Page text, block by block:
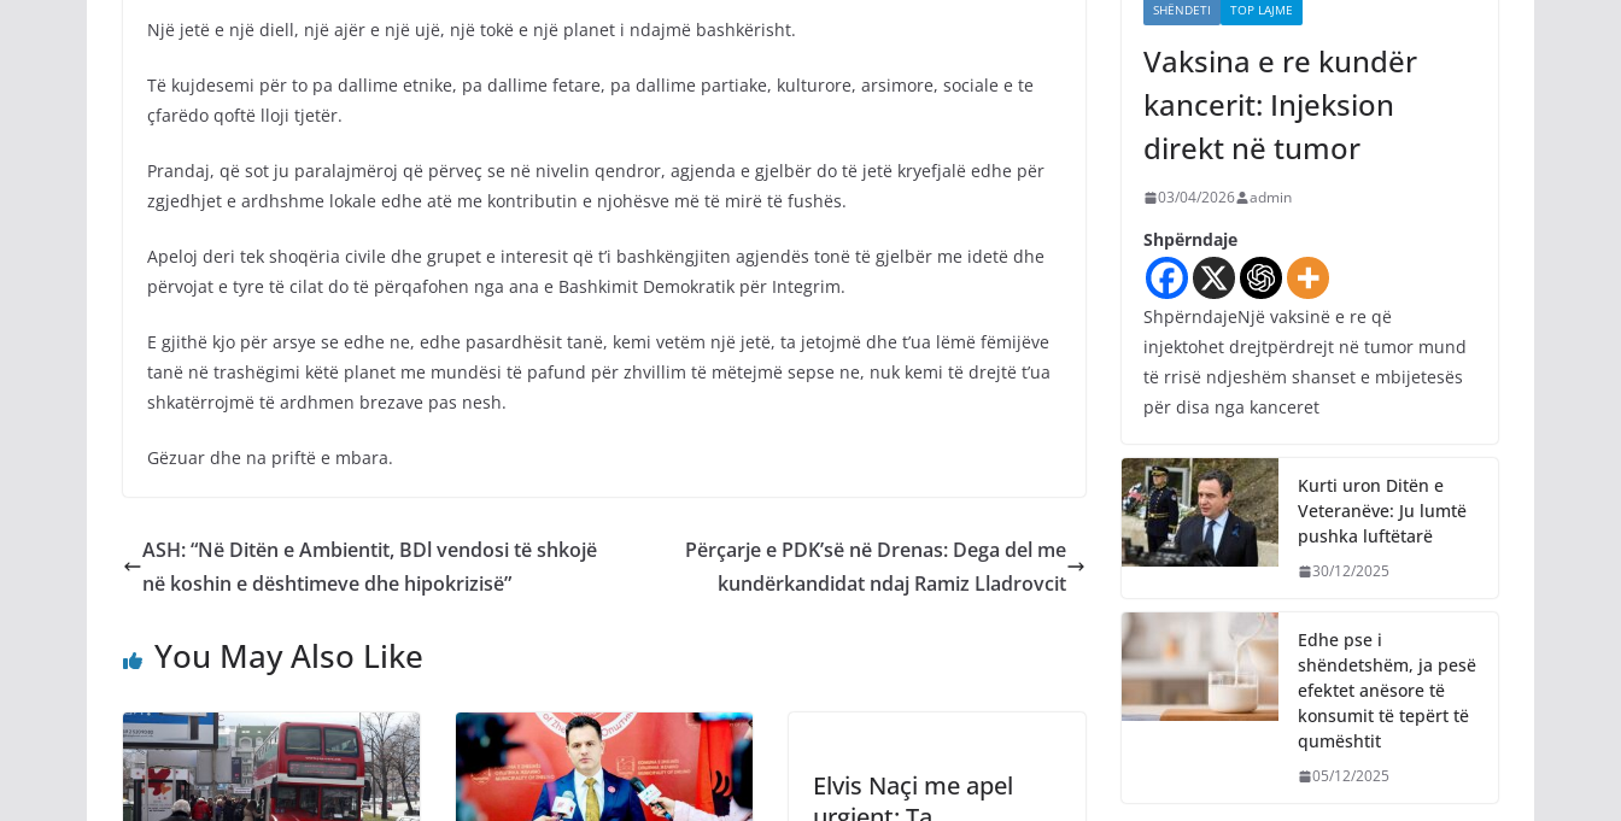
Një jetë e një diell, një ajër e një ujë, një tokë e një planet i ndajmë bashkërisht.
Të kujdesemi për to pa dallime etnike, pa dallime fetare, pa dallime partiake, kulturore, arsimore, sociale e te
çfarëdo qoftë lloji tjetër.
Prandaj, që sot ju paralajmëroj që përveç se në nivelin qendror, agjenda e gjelbër do të jetë kryefjalë edhe për
zgjedhjet e ardhshme lokale edhe atë me kontributin e njohësve më të mirë të fushës.
Apeloj deri tek shoqëria civile dhe grupet e interesit që t’i bashkëngjiten agjendës tonë të gjelbër me idetë dhe
përvojat e tyre të cilat do të përqafohen nga ana e Bashkimit Demokratik për Integrim.
E gjithë kjo për arsye se edhe ne, edhe pasardhësit tanë, kemi vetëm një jetë, ta jetojmë dhe t’ua lëmë fëmijëve
tanë në trashëgimi këtë planet me mundësi të pafund për zhvillim të mëtejmë sepse ne, nuk kemi të drejtë t’ua
shkatërrojmë të ardhmen brezave pas nesh.
Gëzuar dhe na priftë e mbara.
ASH: “Në Ditën e Ambientit, BDl vendosi të shkojë
në koshin e dështimeve dhe hipokrizisë”
Përçarje e PDK’së në Drenas: Dega del me
kundërkandidat ndaj Ramiz Lladrovcit
You May Also Like
Elvis Naçi me apel
SHËNDETI TOP LAJME
Vaksina e re kundër
kancerit: Injeksion
direkt në tumor
03/04/2026 admin
Shpërndaje
ShpërndajeNjë vaksinë e re që
injektohet drejtpërdrejt në tumor mund
të rrisë ndjeshëm shanset e mbijetesës
për disa nga kanceret
Kurti uron Ditën e
Veteranëve: Ju lumtë
pushka luftëtarë
30/12/2025
Edhe pse i
shëndetshëm, ja pesë
efektet anësore të
konsumit të tepërt të
qumështit
05/12/2025